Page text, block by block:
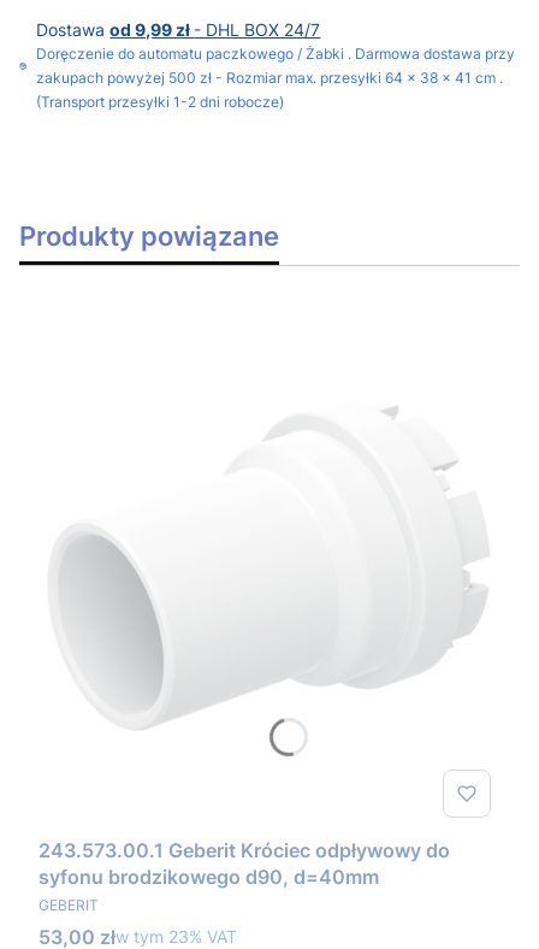
Dostawaod 9,99 zł - DHL BOX 24/7
Doręczenie do automatu paczkowego / Żabki . Darmowa dostawa przy
zakupach powyżej 500 zł - Rozmiar max. przesyłki 64 x 38 x 41 cm .
(Transport przesyłki 1-2 dni robocze)
Produkty powiązane
243.573.00.1 Geberit Króciec odpływowy do
syfonu brodzikowego d90, d=40mm
PRODUCENT
GEBERIT
Cena brutto
53,00 złw tym %s VAT
w tym 23% VAT